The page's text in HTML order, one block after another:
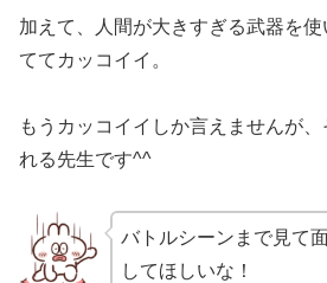
加えて、人間が大きすぎる武器を
ててカッコイイ。
もうカッコイイしか言えませんが
れる先生です^^
バトルシーンまで見て
してほしいな！